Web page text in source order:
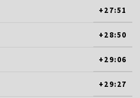
+27:51
+28:50
+29:06
+29:27